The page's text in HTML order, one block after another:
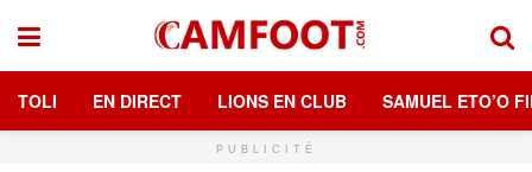
TOLI EN DIRECT LIONS EN CLUB SAMUEL ETO’O
PUBLICITÉ